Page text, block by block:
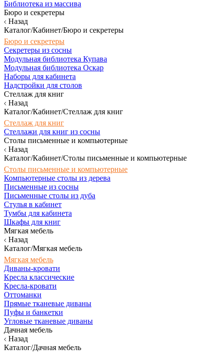
Библиотека из массива
Бюро и секретеры
Назад
Каталог/Кабинет/Бюро и секретеры
Бюро и секретеры
Секретеры из сосны
Модульная библиотека Купава
Модульная библиотека Оскар
Наборы для кабинета
Надстройки для столов
Стеллаж для книг
Назад
Каталог/Кабинет/Стеллаж для книг
Стеллаж для книг
Стеллажи для книг из сосны
Столы письменные и компьютерные
Назад
Каталог/Кабинет/Столы письменные и компьютерные
Столы письменные и компьютерные
Компьютерные столы из дерева
Письменные из сосны
Письменные столы из дуба
Стулья в кабинет
Тумбы для кабинета
Шкафы для книг
Мягкая мебель
Назад
Каталог/Мягкая мебель
Мягкая мебель
Диваны-кровати
Кресла классические
Кресла-кровати
Оттоманки
Прямые тканевые диваны
Пуфы и банкетки
Угловые тканевые диваны
Дачная мебель
Назад
Каталог/Дачная мебель